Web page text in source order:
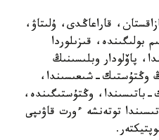
قاراعاڭدى، ۇلىتاۋ،
بولىگىندە، قىزىلوردا
پاۆلودار وبلىسىنىڭ
وڭتۇستىك-شىعىسىندا،
باتىسىندا، وڭتۇستىگىندە،
توتەنشە ءورت قاۋىپى